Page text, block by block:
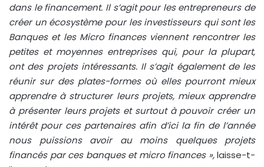
dans le financement. Il s’agit pour les entrepreneurs de
créer un écosystème pour les investisseurs qui sont les
Banques et les Micro finances viennent rencontrer les
petites et moyennes entreprises qui, pour la plupart,
ont des projets intéressants. Il s’agit également de les
réunir sur des plates-formes où elles pourront mieux
apprendre à structurer leurs projets, mieux apprendre
à présenter leurs projets et surtout à pouvoir créer un
intérêt pour ces partenaires afin d’ici la fin de l’année
nous puissions avoir au moins quelques projets
financés par ces banques et micro finances »,laisse-t-